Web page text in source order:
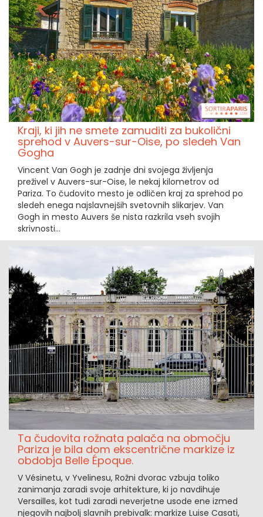
Kraji, ki jih ne smete zamuditi za bukolični
sprehod v Auvers-sur-Oise, po sledeh Van
Gogha
Vincent Van Gogh je zadnje dni svojega življenja
preživel v Auvers-sur-Oise, le nekaj kilometrov od
Pariza. To čudovito mesto je odličen kraj za sprehod po
sledeh enega najslavnejših svetovnih slikarjev. Van
Gogh in mesto Auvers še nista razkrila vseh svojih
skrivnosti...
Ta čudovita rožnata palača na območju
Pariza je bila dom ekscentrične markize iz
obdobja Belle Époque.
V Vésinetu, v Yvelinesu, Rožni dvorac vzbuja toliko
zanimanja zaradi svoje arhitekture, ki jo navdihuje
Versailles, kot tudi zaradi neverjetne usode ene izmed
njegovih najbolj slavnih prebivalk: markize Luise Casati,